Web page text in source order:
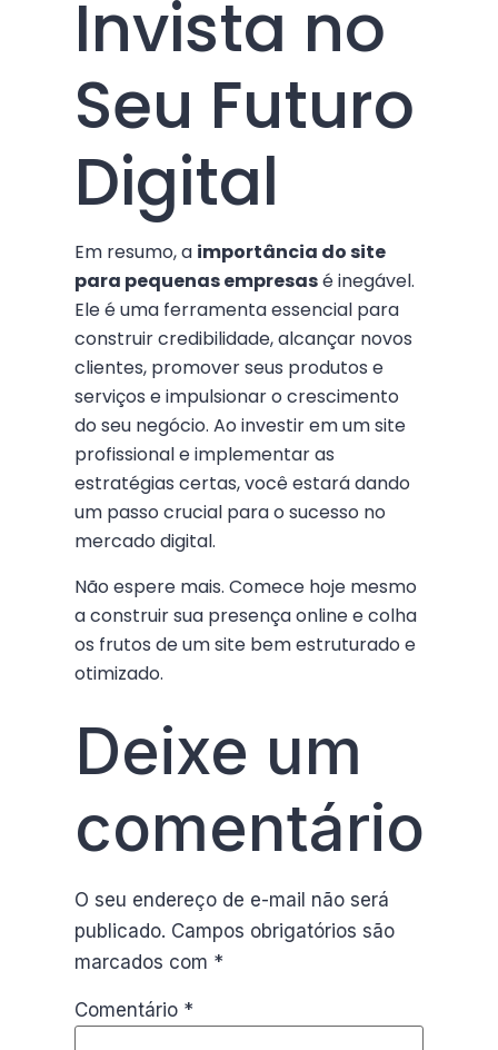
Invista no
Seu Futuro
Digital
Em resumo, a importância do site
para pequenas empresasé inegável.
Ele é uma ferramenta essencial para
construir credibilidade, alcançar novos
clientes, promover seus produtos e
serviços e impulsionar o crescimento
do seu negócio. Ao investir em um site
profissional e implementar as
estratégias certas, você estará dando
um passo crucial para o sucesso no
mercado digital.
Não espere mais. Comece hoje mesmo
a construir sua presença online e colha
os frutos de um site bem estruturado e
otimizado.
Deixe um
comentário
O seu endereço de e-mail não será
publicado. Campos obrigatórios são
marcados com *
Comentário *